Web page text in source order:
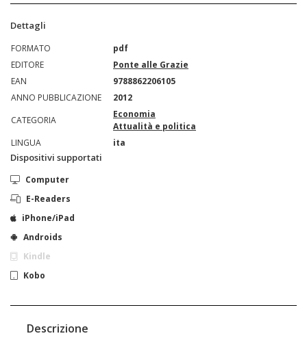
Dettagli
FORMATO
pdf
EDITORE
Ponte alle Grazie
EAN
9788862206105
ANNO PUBBLICAZIONE
2012
CATEGORIA
Economia
Attualità e politica
LINGUA
ita
Dispositivi supportati
Computer
E-Readers
iPhone/iPad
Androids
Kindle
Kobo
Descrizione